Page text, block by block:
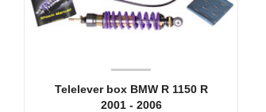
Telelever box BMW R 1150 R
2001 - 2006